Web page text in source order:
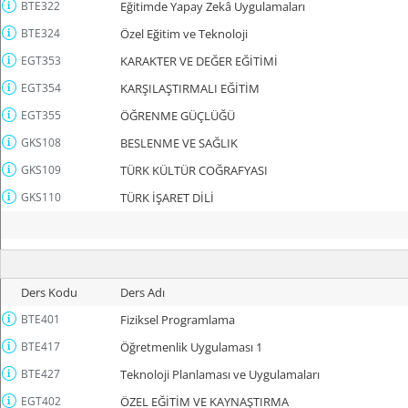
BTE322 Eğitimde Yapay Zekâ Uygulamaları
BTE324 Özel Eğitim ve Teknoloji
EGT353 KARAKTER VE DEĞER EĞİTİMİ
EGT354 KARŞILAŞTIRMALI EĞİTİM
EGT355 ÖĞRENME GÜÇLÜĞÜ
GKS108 BESLENME VE SAĞLIK
GKS109 TÜRK KÜLTÜR COĞRAFYASI
GKS110 TÜRK İŞARET DİLİ
Ders Kodu Ders Adı
BTE401 Fiziksel Programlama
BTE417 Öğretmenlik Uygulaması 1
BTE427 Teknoloji Planlaması ve Uygulamaları
EGT402 ÖZEL EĞİTİM VE KAYNAŞTIRMA